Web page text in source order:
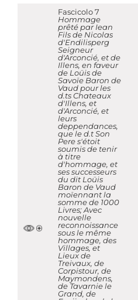
Fascicolo 7
Hommage
prêté par Iean
Fils de Nicolas
d'Endilisperg
Seigneur
d'Arconcié, et de
Illens, en faveur
de Loüis de
Savoïe Baron de
Vaud pour les
d.ts Chateaux
d'Illens, et
d'Arconcié, et
leurs
deppendances,
que le d.t Son
Pere s'étoit
soumis de tenir
à titre
d'hommage, et
ses successeurs
du dit Loüis
Baron de Vaud
moïennant la
somme de 1000
Livres; Avec
nouvelle
reconnoissance
sous le même
hommage, des
Villages, et
Lieux de
Treivaux, de
Corpistour, de
Maymondens,
de Tavarnie le
Grand, de